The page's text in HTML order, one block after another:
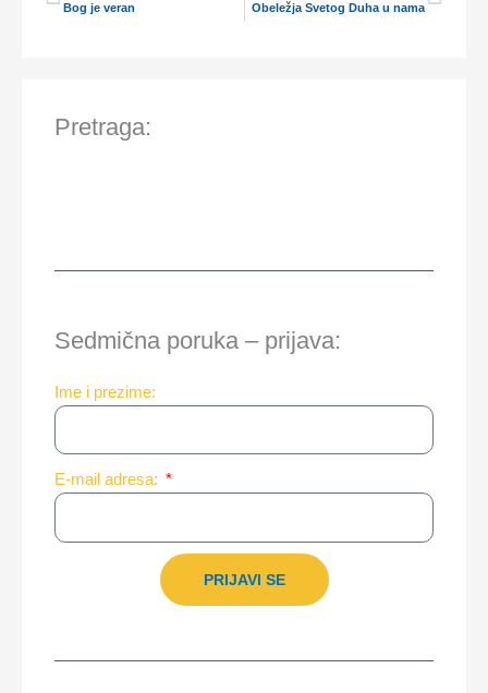
Bog je veran Obeležja Svetog Duha u nama
Pretraga:
Sedmična poruka – prijava:
Ime i prezime:
E-mail adresa:
PRIJAVI SE